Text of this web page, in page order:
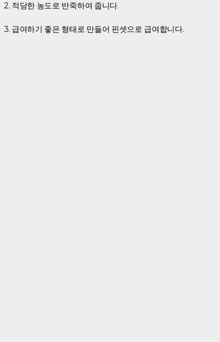
2. 적당한 농도로 반죽하여 줍니다.
3. 급여하기 좋은 형태로 만들어 핀셋으로 급여합니다.